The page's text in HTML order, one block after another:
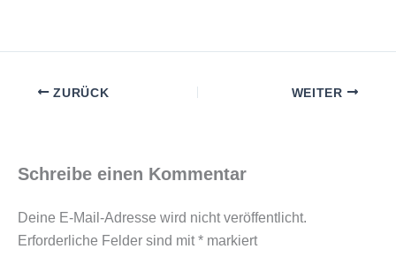
ZURÜCK WEITER
Schreibe einen Kommentar
Deine E-Mail-Adresse wird nicht veröffentlicht.
Erforderliche Felder sind mit* markiert